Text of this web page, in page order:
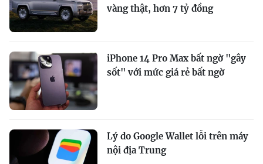
vàng thật, hơn 7 tỷ đồng
iPhone 14 Pro Max bất ngờ "gây
sốt" với mức giá rẻ bất ngờ
Lý do Google Wallet lỗi trên máy
nội địa Trung